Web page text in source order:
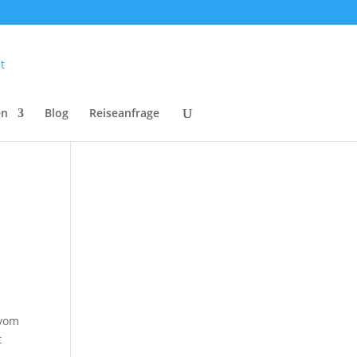
Blog Reiseanfrage